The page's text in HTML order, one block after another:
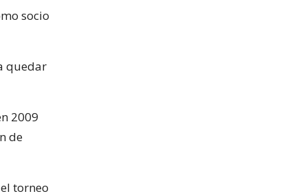
socio
quedar
2009
de
torneo